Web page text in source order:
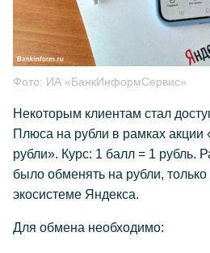
Фото: ИА «БанкИнформСервис»
Некоторым клиентам стал
Плюса на рубли в рамках
рубли». Курс: 1 балл = 1 рубль.
было обменять на рубли, только
экосистеме Яндекса.
Для обмена необходимо: